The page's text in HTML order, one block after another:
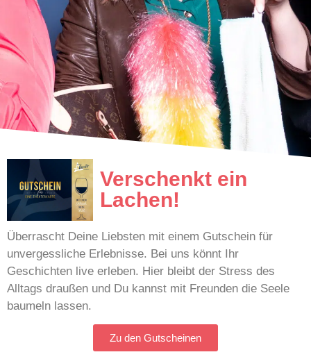
Jugendliebe
Komödie
Hier klicken
Verschenkt ein
Lachen!
Überrascht Deine Liebsten mit einem Gutschein für
unvergessliche Erlebnisse. Bei uns könnt Ihr
Geschichten live erleben. Hier bleibt der Stress des
Alltags draußen und Du kannst mit Freunden die Seele
baumeln lassen.
Zu den Gutscheinen